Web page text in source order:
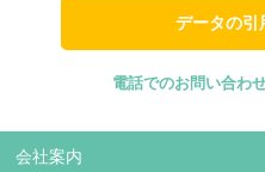
データの引
電話でのお問い合わ
会社案内